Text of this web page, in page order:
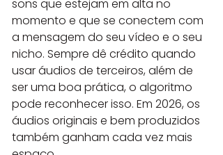
sons que estejam em alta no
momento e que se conectem com
a mensagem do seu vídeo e o seu
nicho. Sempre dê crédito quando
usar áudios de terceiros, além de
ser uma boa prática, o algoritmo
pode reconhecer isso. Em 2026, os
áudios originais e bem produzidos
também ganham cada vez mais